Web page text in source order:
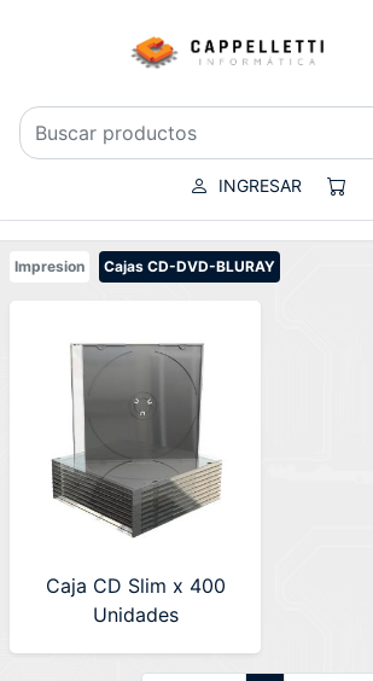
INGRESAR
Impresion Cajas CD-DVD-BLURAY
Caja CD Slim x 400
Unidades